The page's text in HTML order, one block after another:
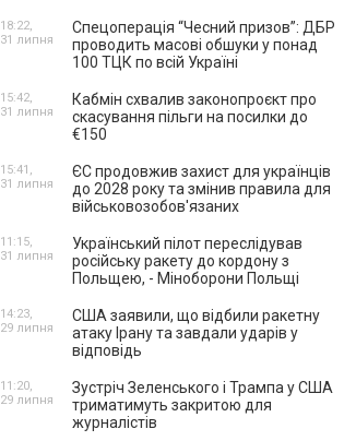
Спецоперація “Чесний призов”: ДБР
проводить масові обшуки у понад
100 ТЦК по всій Україні
18:22,
31 липня
Кабмін схвалив законопроєкт про
скасування пільги на посилки до
€150
15:42,
31 липня
ЄС продовжив захист для українців
до 2028 року та змінив правила для
військовозобов'язаних
15:41,
31 липня
Український пілот переслідував
російську ракету до кордону з
Польщею, - Міноборони Польщі
11:15,
31 липня
США заявили, що відбили ракетну
атаку Ірану та завдали ударів у
відповідь
14:23,
29 липня
Зустріч Зеленського і Трампа у США
триматимуть закритою для
журналістів
11:20,
29 липня